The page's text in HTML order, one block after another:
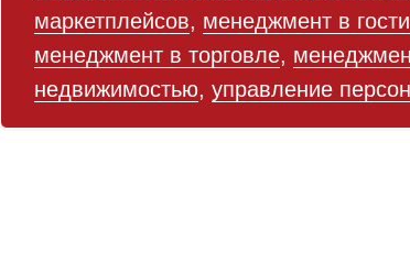
маркетплейсов, менеджмент в
менеджмент в торговле,
недвижимостью, управление